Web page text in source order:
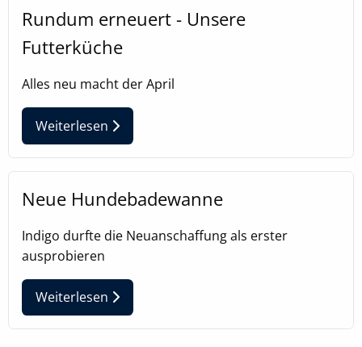
Rundum erneuert - Unsere
Futterküche
Alles neu macht der April
Weiterlesen
Neue Hundebadewanne
Indigo durfte die Neuanschaffung als erster
ausprobieren
Weiterlesen